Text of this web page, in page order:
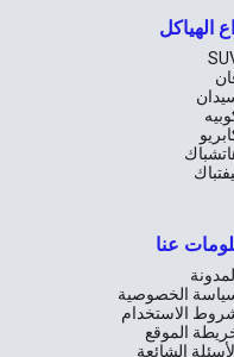
كل لحظة.
الهياكل
عنا
الخصوصية
الاستخدام
الموقع
الشائعة